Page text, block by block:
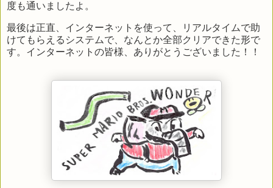
度も通いましたよ。
最後は正直、インターネットを使って、リアルタイムで助
けてもらえるシステムで、なんとか全部クリアできた形で
す。インターネットの皆様、ありがとうございました！！